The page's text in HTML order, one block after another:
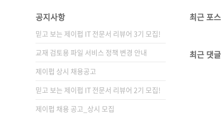
공지사항
믿고 보는 제이펍 IT 전문서 리뷰어 3기 모집!
교재 검토용 파일 서비스 정책 변경 안내
제이펍 상시 채용공고
믿고 보는 제이펍 IT 전문서 리뷰어 2기 모집!
제이펍 채용 공고_상시 모집
최근 포
최근 댓글